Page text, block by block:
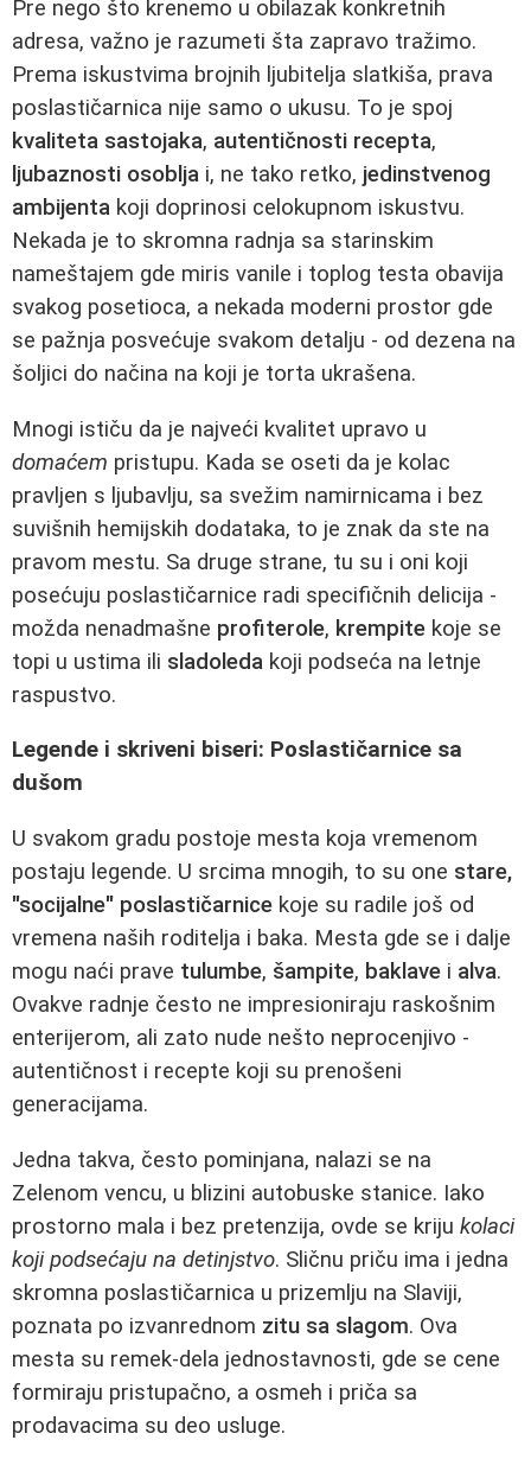
Pre nego što krenemo u obilazak konkretnih
adresa, važno je razumeti šta zapravo tražimo.
Prema iskustvima brojnih ljubitelja slatkiša, prava
poslastičarnica nije samo o ukusu. To je spoj
kvaliteta sastojaka, autentičnosti recepta,
ljubaznosti osoblja i, ne tako retko, jedinstvenog
ambijenta koji doprinosi celokupnom iskustvu.
Nekada je to skromna radnja sa starinskim
nameštajem gde miris vanile i toplog testa obavija
svakog posetioca, a nekada moderni prostor gde
se pažnja posvećuje svakom detalju - od dezena na
šoljici do načina na koji je torta ukrašena.
Mnogi ističu da je najveći kvalitet upravo u
domaćem pristupu. Kada se oseti da je kolac
pravljen s ljubavlju, sa svežim namirnicama i bez
suvišnih hemijskih dodataka, to je znak da ste na
pravom mestu. Sa druge strane, tu su i oni koji
posećuju poslastičarnice radi specifičnih delicija -
možda nenadmašne profiterole, krempite koje se
topi u ustima ili sladoleda koji podseća na letnje
raspustvo.
Legende i skriveni biseri: Poslastičarnice sa
dušom
U svakom gradu postoje mesta koja vremenom
postaju legende. U srcima mnogih, to su one stare,
"socijalne" poslastičarnice koje su radile još od
vremena naših roditelja i baka. Mesta gde se i dalje
mogu naći prave tulumbe, šampite, baklave i alva.
Ovakve radnje često ne impresioniraju raskošnim
enterijerom, ali zato nude nešto neprocenjivo -
autentičnost i recepte koji su prenošeni
generacijama.
Jedna takva, često pominjana, nalazi se na
Zelenom vencu, u blizini autobuske stanice. Iako
prostorno mala i bez pretenzija, ovde se kriju kolaci
koji podsećaju na detinjstvo. Sličnu priču ima i jedna
skromna poslastičarnica u prizemlju na Slaviji,
poznata po izvanrednom zitu sa slagom. Ova
mesta su remek-dela jednostavnosti, gde se cene
formiraju pristupačno, a osmeh i priča sa
prodavacima su deo usluge.